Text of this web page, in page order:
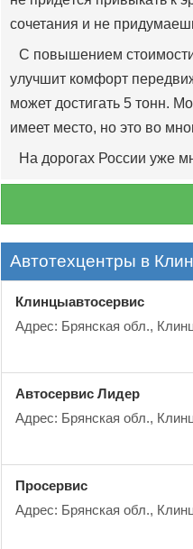
сочетания и не
С повышением
улучшит комфорт
может достигать 5 тонн.
имеет место, но это во
На дорогах России уже
Автотехцентры в
Клинцыавтосервис
Адрес: Брянская обл.,
Автосервис Лидер
Адрес: Брянская обл.,
Просервис
Адрес: Брянская обл.,